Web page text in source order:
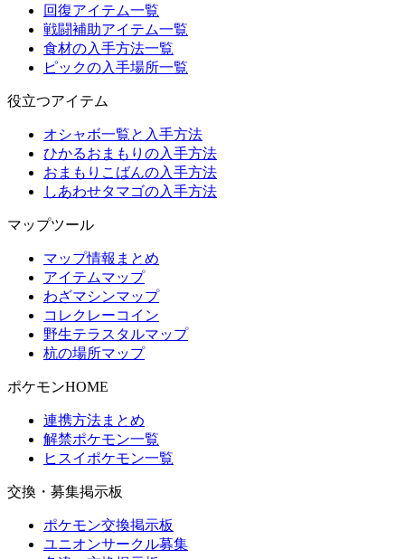
回復アイテム一覧
戦闘補助アイテム一覧
食材の入手方法一覧
ピックの入手場所一覧
役立つアイテム
オシャボ一覧と入手方法
ひかるおまもりの入手方法
おまもりこばんの入手方法
しあわせタマゴの入手方法
マップツール
マップ情報まとめ
アイテムマップ
わざマシンマップ
コレクレーコイン
野生テラスタルマップ
杭の場所マップ
ポケモンHOME
連携方法まとめ
解禁ポケモン一覧
ヒスイポケモン一覧
交換・募集掲示板
ポケモン交換掲示板
ユニオンサークル募集